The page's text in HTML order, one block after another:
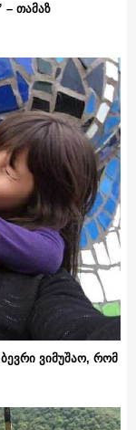
– თამაზ
ვიმუშაო, რომ